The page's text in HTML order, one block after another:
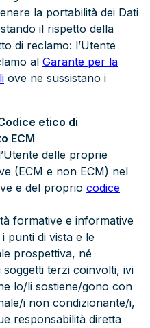
la portabilità dei Dati
il rispetto della
di reclamo: l’Utente
al Garante per la
ove ne sussistano i
etico di
ECM
delle proprie
(ECM e non ECM) nel
e del proprio codice
formative e informative
punti di vista e le
prospettiva, né
terzi coinvolti, ivi
lo/li sostiene/gono con
i non condizionante/i,
responsabilità diretta